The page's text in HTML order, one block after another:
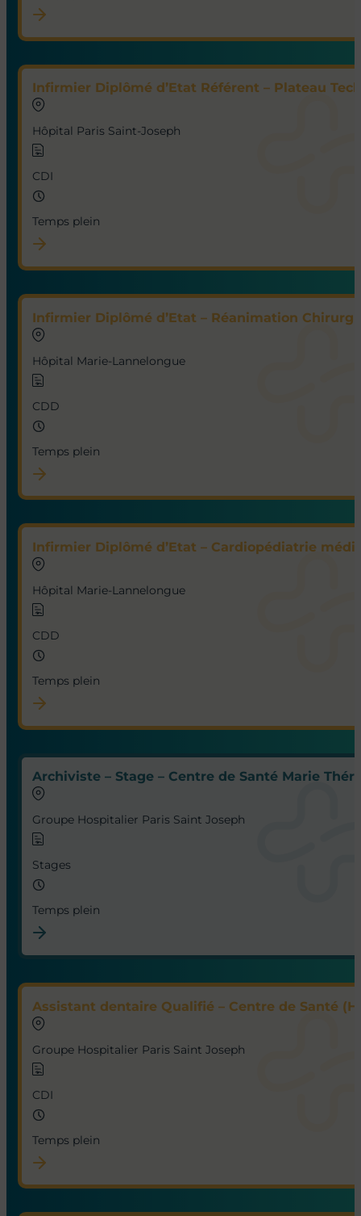
Infirmier Diplômé d’Etat Référent – Plateau
Hôpital Paris Saint-Joseph
CDI
Temps plein
Infirmier Diplômé d’Etat – Réanimation
Hôpital Marie-Lannelongue
CDD
Temps plein
Infirmier Diplômé d’Etat – Cardiopédiatrie
Hôpital Marie-Lannelongue
CDD
Temps plein
Archiviste – Stage – Centre de Santé Marie
Groupe Hospitalier Paris Saint Joseph
Stages
Temps plein
Assistant dentaire Qualifié – Centre de Santé
Groupe Hospitalier Paris Saint Joseph
CDI
Temps plein